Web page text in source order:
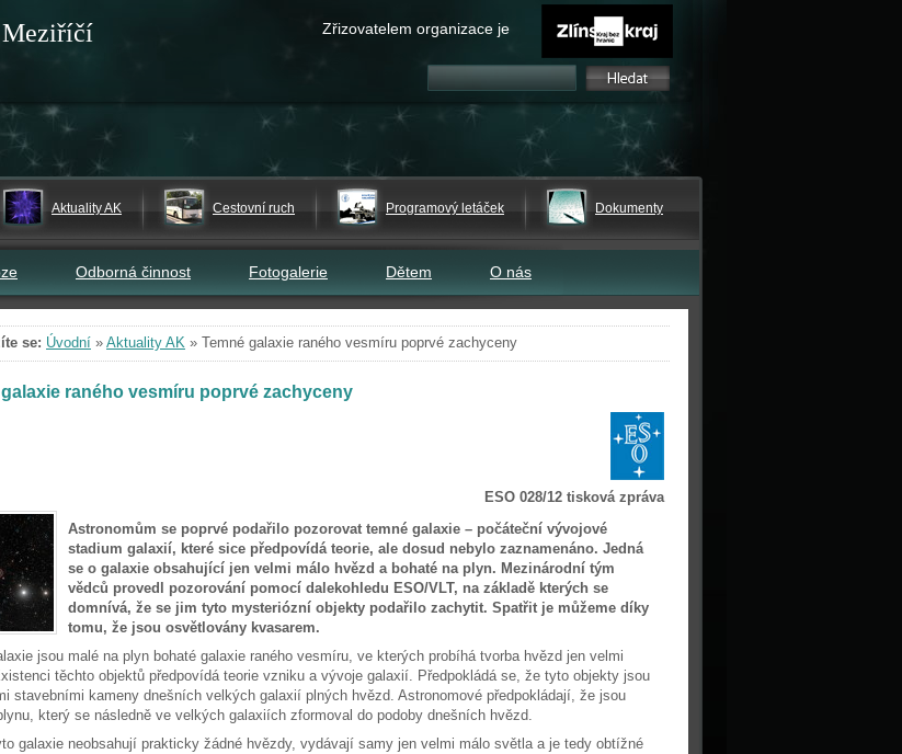
Meziříčí Zřizovatelem organizace je
Aktuality AK Cestovní ruch Programový letáček Dokumenty
Odborná činnost Fotogalerie Dětem O nás
se: Úvodní » Aktuality AK » Temné galaxie raného vesmíru poprvé zachyceny
raného vesmíru poprvé zachyceny
ESO 028/12 tisková zpráva
Astronomům se poprvé podařilo pozorovat temné galaxie – počáteční vývojové
stadium galaxií, které sice předpovídá teorie, ale dosud nebylo zaznamenáno. Jedná
se o galaxie obsahující jen velmi málo hvězd a bohaté na plyn. Mezinárodní tým
vědců provedl pozorování pomocí dalekohledu ESO/VLT, na základě kterých se
domnívá, že se jim tyto mysteriózní objekty podařilo zachytit. Spatřit je můžeme díky
tomu, že jsou osvětlovány kvasarem.
jsou malé na plyn bohaté galaxie raného vesmíru, ve kterých probíhá tvorba hvězd jen velmi
těchto objektů předpovídá teorie vzniku a vývoje galaxií. Předpokládá se, že tyto objekty jsou
stavebními kameny dnešních velkých galaxií plných hvězd. Astronomové předpokládají, že jsou
který se následně ve velkých galaxiích zformoval do podoby dnešních hvězd.
galaxie neobsahují prakticky žádné hvězdy, vydávají samy jen velmi málo světla a je tedy obtížné